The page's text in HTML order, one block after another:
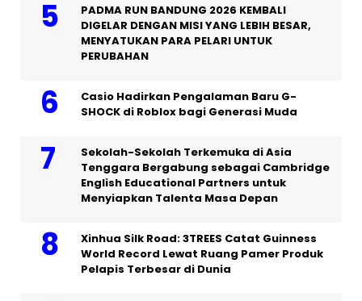
PADMA RUN BANDUNG 2026 KEMBALI
DIGELAR DENGAN MISI YANG LEBIH BESAR,
MENYATUKAN PARA PELARI UNTUK
PERUBAHAN
Casio Hadirkan Pengalaman Baru G-
SHOCK di Roblox bagi Generasi Muda
Sekolah-Sekolah Terkemuka di Asia
Tenggara Bergabung sebagai Cambridge
English Educational Partners untuk
Menyiapkan Talenta Masa Depan
Xinhua Silk Road: 3TREES Catat Guinness
World Record Lewat Ruang Pamer Produk
Pelapis Terbesar di Dunia